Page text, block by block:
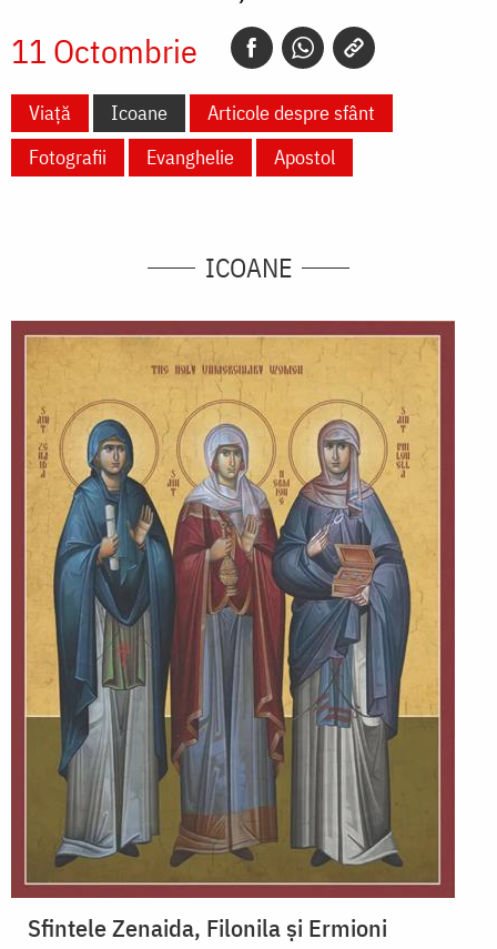
11 Octombrie
Viață Icoane
Articole despre sfânt
Fotografii
Evanghelie Apostol
ICOANE
Sfintele Zenaida, Filonila și Ermioni